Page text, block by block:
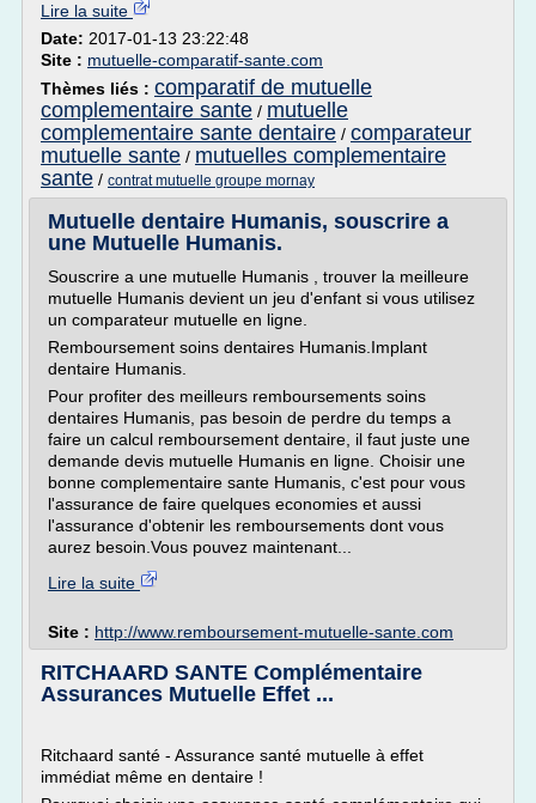
Lire la suite
Date: 2017-01-13 23:22:48
Site : mutuelle-comparatif-sante.com
Thèmes liés : comparatif de mutuelle
complementaire sante / mutuelle
complementaire sante dentaire / comparateur
mutuelle sante / mutuelles complementaire
sante / contrat mutuelle groupe mornay
Mutuelle dentaire Humanis, souscrire a
une Mutuelle Humanis.
Souscrire a une mutuelle Humanis , trouver la meilleure
mutuelle Humanis devient un jeu d'enfant si vous utilisez
un comparateur mutuelle en ligne.
Remboursement soins dentaires Humanis.Implant
dentaire Humanis.
Pour profiter des meilleurs remboursements soins
dentaires Humanis, pas besoin de perdre du temps a
faire un calcul remboursement dentaire, il faut juste une
demande devis mutuelle Humanis en ligne. Choisir une
bonne complementaire sante Humanis, c'est pour vous
l'assurance de faire quelques economies et aussi
l'assurance d'obtenir les remboursements dont vous
aurez besoin.Vous pouvez maintenant...
Lire la suite
Site : http://www.remboursement-mutuelle-sante.com
RITCHAARD SANTE Complémentaire
Assurances Mutuelle Effet ...
Ritchaard santé - Assurance santé mutuelle à effet
immédiat même en dentaire !